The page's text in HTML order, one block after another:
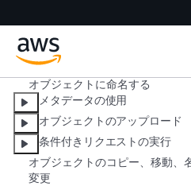
汎用バケットの使用
オブジェクトの使用
オブジェクトの概要
オブジェクトに命名する
メタデータの使用
オブジェクトのアップロード
条件付きリクエストの実行
オブジェクトのコピー、移動、
変更